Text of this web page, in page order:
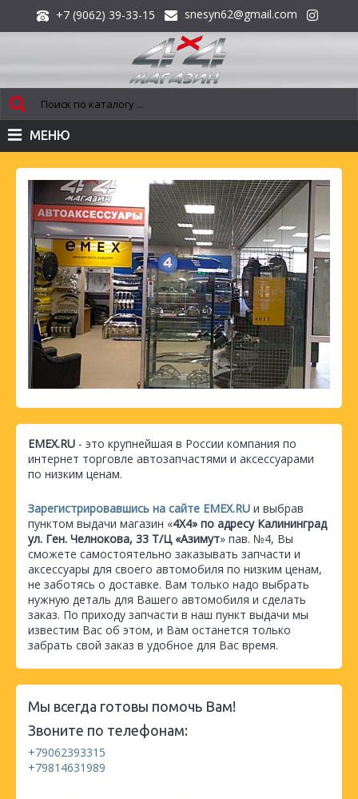
+7 (9062) 39-33-15 snesyn62@gmail.com
МЕНЮ
EMEX.RU - это крупнейшая в России компания по
интернет торговле автозапчастями и аксессуарами
по низким ценам.
Зарегистрировавшись на сайте EMEX.RU и выбрав
пунктом выдачи магазин «4Х4» по адресу Калининград
ул. Ген. Челнокова, 33 Т/Ц «Азимут» пав. №4, Вы
сможете самостоятельно заказывать запчасти и
аксессуары для своего автомобиля по низким ценам,
не заботясь о доставке. Вам только надо выбрать
нужную деталь для Вашего автомобиля и сделать
заказ. По приходу запчасти в наш пункт выдачи мы
известим Вас об этом, и Вам останется только
забрать свой заказ в удобное для Вас время.
Мы всегда готовы помочь Вам!
Звоните по телефонам:
+79062393315
+79814631989